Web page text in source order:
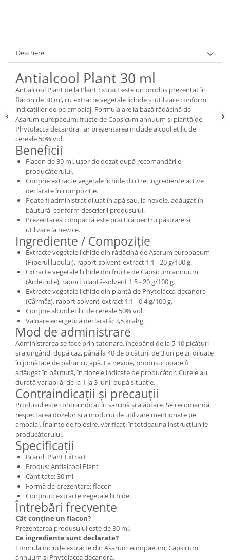
Descriere
Antialcool Plant 30 ml
Antialcool Plant de la Plant Extract este un produs prezentat în
flacon de 30 ml, cu extracte vegetale lichide și utilizare conform
indicațiilor de pe ambalaj. Formula are la bază rădăcină de
Asarum europaeum, fructe de Capsicum annuum și plantă de
Phytolacca decandra, iar prezentarea include alcool etilic de
cereale 50% vol.
Beneficii
Flacon de 30 ml, ușor de dozat după recomandările
producătorului.
Conține extracte vegetale lichide din trei ingrediente active
declarate în compoziție.
Poate fi administrat diluat în apă sau, la nevoie, adăugat în
băutură, conform descrierii produsului.
Prezentarea compactă este practică pentru păstrare și
utilizare la nevoie.
Ingrediente / Compoziție
Extracte vegetale lichide din rădăcină de Asarum europaeum
(Piperul lupului), raport solvent-extract 1:1 - 20 g/100 g.
Extracte vegetale lichide din fructe de Capsicum annuum
(Ardei iute), raport plantă-solvent 1:5 - 20 g/100 g.
Extracte vegetale lichide din plantă de Phytolacca decandra
(Cârmâz), raport solvent-extract 1:1 - 0,4 g/100 g.
Conține alcool etilic de cereale 50% vol.
Valoare energetică declarată: 3,5 kcal/g.
Mod de administrare
Administrarea se face prin tatonare, începând de la 5-10 picături
și ajungând, după caz, până la 40 de picături, de 3 ori pe zi, diluate
în jumătate de pahar cu apă. La nevoie, produsul poate fi
adăugat în băutură, în dozele indicate de producător. Curele au
durată variabilă, de la 1 la 3 luni, după situație.
Contraindicații și precauții
Produsul este contraindicat în sarcină și alăptare. Se recomandă
respectarea dozelor și a modului de utilizare menționate pe
ambalaj. Înainte de folosire, verificați întotdeauna instrucțiunile
producătorului.
Specificații
Brand: Plant Extract
Produs: Antialcool Plant
Cantitate: 30 ml
Formă de prezentare: flacon
Conținut: extracte vegetale lichide
Întrebări frecvente
Cât conține un flacon?
Prezentarea produsului este de 30 ml.
Ce ingrediente sunt declarate?
Formula include extracte din Asarum europaeum, Capsicum
annuum și Phytolacca decandra.